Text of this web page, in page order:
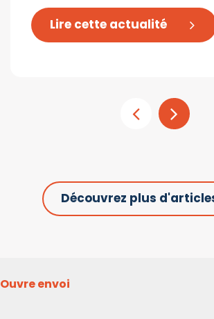
Lire cette actualité
Découvrez plus
Ouvre envoi